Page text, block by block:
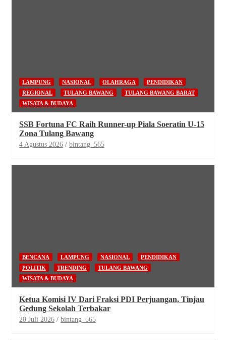
LAMPUNG NASIONAL OLAHRAGA
PENDIDIKAN
REGIONAL
TULANG BAWANG
TULANG BAWANG BARAT
WISATA & BUDAYA
SSB Fortuna FC Raih Runner-up Piala Soeratin U-15
Zona Tulang Bawang
4 Agustus 2026 bintang_565
BENCANA LAMPUNG NASIONAL
PENDIDIKAN
POLITIK
TRENDING
TULANG BAWANG
WISATA & BUDAYA
Ketua Komisi IV Dari Fraksi PDI Perjuangan, Tinjau
Gedung Sekolah Terbakar
28 Juli 2026 bintang_565